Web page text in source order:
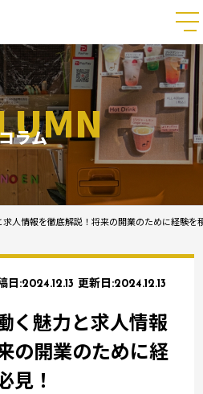
ラム
人情報を徹底解説！将来の開業のために経験を
日:2024.12.13 更新日:2024.12.13
く魅力と求人情報
の開業のために経
見！